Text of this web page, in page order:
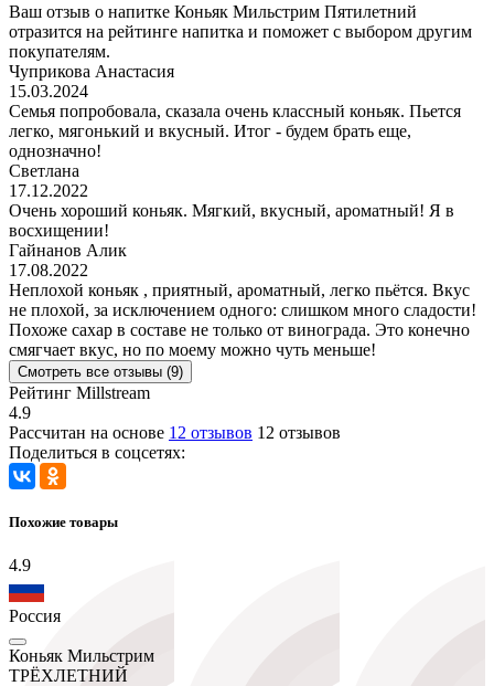
Ваш отзыв о напитке Коньяк Мильстрим Пятилетний
отразится на рейтинге напитка и поможет с выбором другим
покупателям.
Чуприкова Анастасия
15.03.2024
Семья попробовала, сказала очень классный коньяк. Пьется
легко, мягонький и вкусный. Итог - будем брать еще,
однозначно!
Светлана
17.12.2022
Очень хороший коньяк. Мягкий, вкусный, ароматный! Я в
восхищении!
Гайнанов Алик
17.08.2022
Неплохой коньяк , приятный, ароматный, легко пьётся. Вкус
не плохой, за исключением одного: слишком много сладости!
Похоже сахар в составе не только от винограда. Это конечно
смягчает вкус, но по моему можно чуть меньше!
Смотреть все отзывы (9)
Рейтинг Millstream
4.9
Рассчитан на основе 12 отзывов 12 отзывов
Поделиться в соцсетях:
Похожие товары
4.9
Россия
Коньяк Мильстрим
ТРЁХЛЕТНИЙ